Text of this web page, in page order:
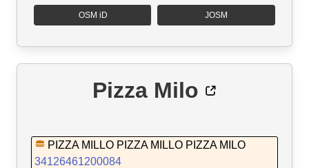
OSM iD JOSM
Pizza Milo
PIZZA MILLO PIZZA MILLO PIZZA MILO
34126461200084